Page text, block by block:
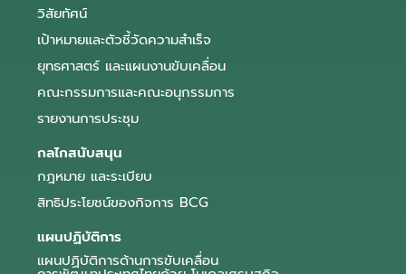
วิสัยทัศน์
เป้าหมายและตัวชี้วัดความสำเร็จ
ยุทธศาสตร์ และแผนงานขับเคลื่อน
คณะกรรมการและคณะอนุกรรมการ
รายงานการประชุม
กลไกสนับสนุน
กฎหมาย และระเบียบ
สิทธิประโยชน์ของกิจการ BCG
แผนปฏิบัติการ
แผนปฏิบัติการด้านการขับเคลื่อน